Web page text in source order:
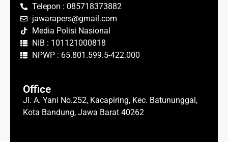
Telepon : 085718373882
jawarapers@gmail.com
Media Polisi Nasional
NIB : 101121000818
NPWP : 65.801.599.5-422.000
Office
Jl. A. Yani No.252, Kacapiring, Kec. Batununggal,
Kota Bandung, Jawa Barat 40262